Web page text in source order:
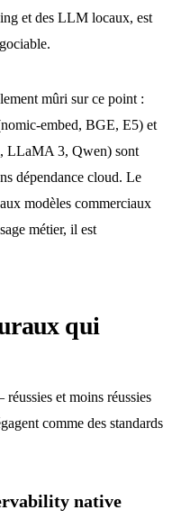
et des LLM locaux, est
mûri sur ce point :
embed, BGE, E5) et
LLaMA 3, Qwen) sont
dépendance cloud. Le
modèles commerciaux
métier, il est
qui
et moins réussies
comme des standards
native